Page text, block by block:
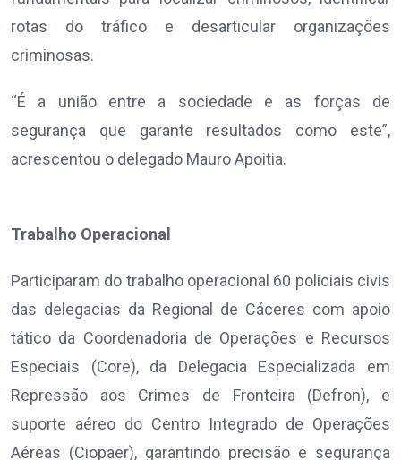
rotas do tráfico e desarticular organizações
criminosas.
“É a união entre a sociedade e as forças de
segurança que garante resultados como este”,
acrescentou o delegado Mauro Apoitia.
Trabalho Operacional
Participaram do trabalho operacional 60 policiais civis
das delegacias da Regional de Cáceres com apoio
tático da Coordenadoria de Operações e Recursos
Especiais (Core), da Delegacia Especializada em
Repressão aos Crimes de Fronteira (Defron), e
suporte aéreo do Centro Integrado de Operações
Aéreas (Ciopaer), garantindo precisão e segurança